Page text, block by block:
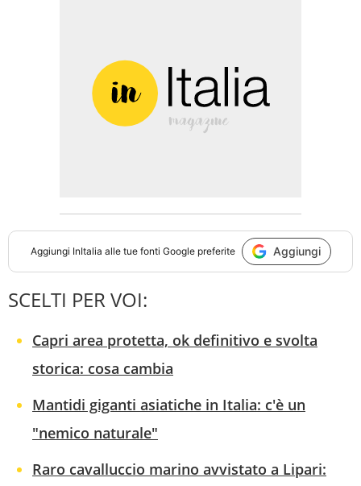
Aggiungi InItalia alle tue fonti Google preferite Aggiungi
SCELTI PER VOI:
Capri area protetta, ok definitivo e svolta
storica: cosa cambia
Mantidi giganti asiatiche in Italia: c'è un
"nemico naturale"
Raro cavalluccio marino avvistato a Lipari: